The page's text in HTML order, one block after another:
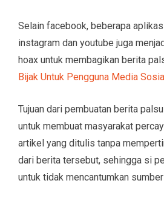
Selain facebook, beberapa
instagram dan youtube juga
hoax untuk membagikan berita
Bijak Untuk Pengguna Media
Tujuan dari pembuatan berita
untuk membuat masyarakat
artikel yang ditulis tanpa
dari berita tersebut, sehingga si
untuk tidak mencantumkan